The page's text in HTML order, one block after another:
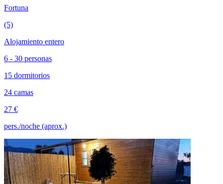
Fortuna
(5)
Alojamiento entero
6 - 30 personas
15 dormitorios
24 camas
27 €
pers./noche (aprox.)